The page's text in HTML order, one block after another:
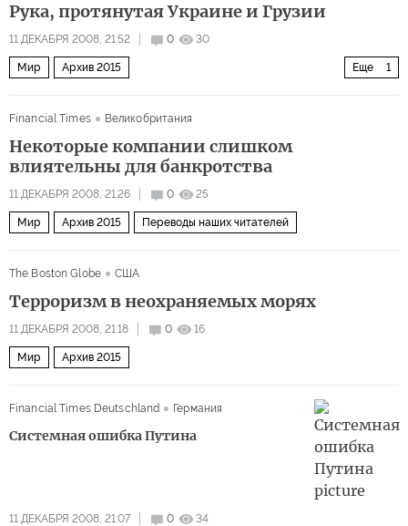
Рука, протянутая Украине и Грузии
11 ДЕКАБРЯ 2008, 21:52 0 30
Еще 1
Мир Архив 2015
Financial Times
Великобритания
Некоторые компании слишком
влиятельны для банкротства
11 ДЕКАБРЯ 2008, 21:26 0 25
Мир Архив 2015 Переводы наших читателей
The Boston Globe США
Терроризм в неохраняемых морях
11 ДЕКАБРЯ 2008, 21:18 0 16
Мир Архив 2015
Financial Times Deutschland Германия
Системная ошибка Путина
11 ДЕКАБРЯ 2008, 21:07 0 34